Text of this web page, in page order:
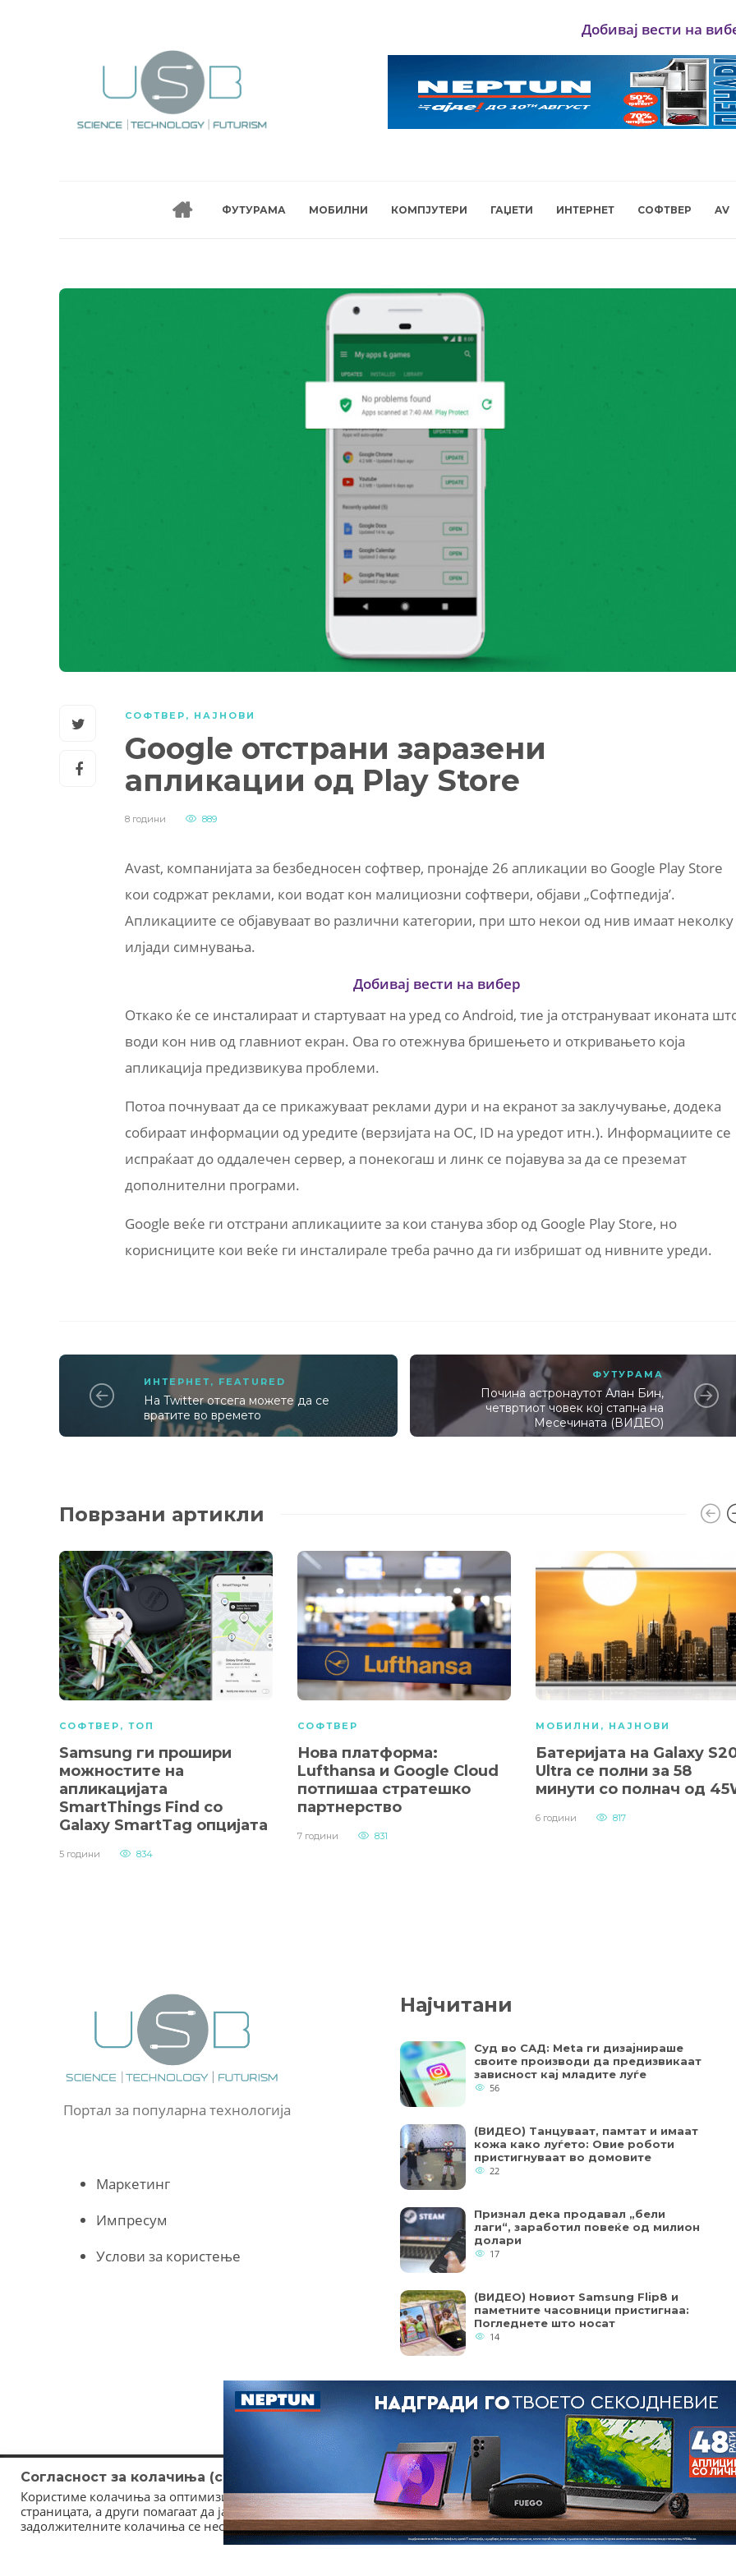
Добивај вести на
ФУТУРАМА МОБИЛНИ КОМПЈУТЕРИ ГАЏЕТИ ИНТЕРНЕТ СОФТВЕР AV
СОФТВЕР , НАЈНОВИ
Google отстрани заразени
апликации од Play Store
8 години 889
Avast, компанијата за безбедносен софтвер, пронајде 26 апликации во Google Play Store
кои содржат реклами, кои водат кон малициозни софтвери, објави „Софтпедија’.
Апликациите се објавуваат во различни категории, при што некои од нив имаат неколку
илјади симнувања.
Добивај вести на вибер
Откако ќе се инсталираат и стартуваат на уред со Android, тие ја отстрануваат иконата
води кон нив од главниот екран. Ова го отежнува бришењето и откривањето која
апликација предизвикува проблеми.
Потоа почнуваат да се прикажуваат реклами дури и на екранот за заклучување, додека
собираат информации од уредите (верзијата на ОС, ID на уредот итн.). Информациите се
испраќаат до оддалечен сервер, а понекогаш и линк се појавува за да се преземат
дополнителни програми.
Google веќе ги отстрани апликациите за кои станува збор од Google Play Store, но
корисниците кои веќе ги инсталирале треба рачно да ги избришат од нивните уреди.
ИНТЕРНЕТ , FEATURED
На Twitter отсега можете да се
вратите во времето
ФУТУРАМА
Почина астронаутот Алан Бин,
четвртиот човек кој стапна на
Месечината (ВИДЕО)
Поврзани артикли
СОФТВЕР , ТОП
Samsung ги прошири
можностите на
апликацијата
SmartThings Find со
Galaxy SmartTag опцијата
5 години 834
СОФТВЕР
Нова платформа:
Lufthansa и Google Cloud
потпишаа стратешко
партнерство
7 години 831
МОБИЛНИ , НАЈНОВИ
Батеријата на Galaxy
Ultra се полни за 58
минути со полнач од
6 години 817
Портал за популарна технологија
Маркетинг
Импресум
Услови за користење
Најчитани
Суд во САД: Meta ги дизајнираше
своите производи да предизвикаат
зависност кај младите луѓе
56
(ВИДЕО) Танцуваат, памтат и имаат
кожа како луѓето: Овие роботи
пристигнуваат во домовите
22
Признал дека продавал „бели
лаги“, заработил повеќе од милион
долари
17
(ВИДЕО) Новиот Samsung Flip8 и
паметните часовници пристигнаа:
Погледнете што носат
14
Copyright © 2018 - Member of IAB Macedonia
Согласност за колачиња (cookies)
Користиме колачиња за оптимизирање на страницата. Некои од колачињата се од суштинско значење за работата на
страницата, а други помагаат да ја подобриме оваа интернет страница и вашето корисничко искуство. Напомена:
задолжителните колачиња се неопходни за користење и пристап до оваа интернет страница.